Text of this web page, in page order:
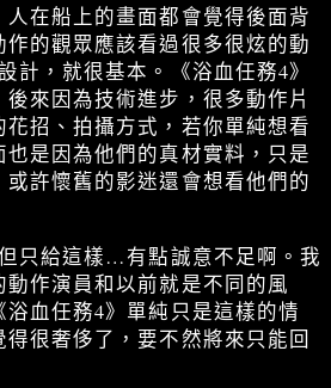
在船上的畫面都會覺得後面背
的觀眾應該看過很多很炫的動
計，就很基本。《浴血任務4》
來因為技術進步，很多動作片
招、拍攝方式，若你單純想看
是因為他們的真材實料，只是
許懷舊的影迷還會想看他們的
只給這樣…有點誠意不足啊。我
作演員和以前就是不同的風
血任務4》單純只是這樣的情
很奢侈了，要不然將來只能回